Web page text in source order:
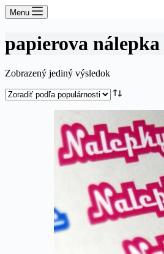
Menu
papierova nálepka
Zobrazený jediný výsledok